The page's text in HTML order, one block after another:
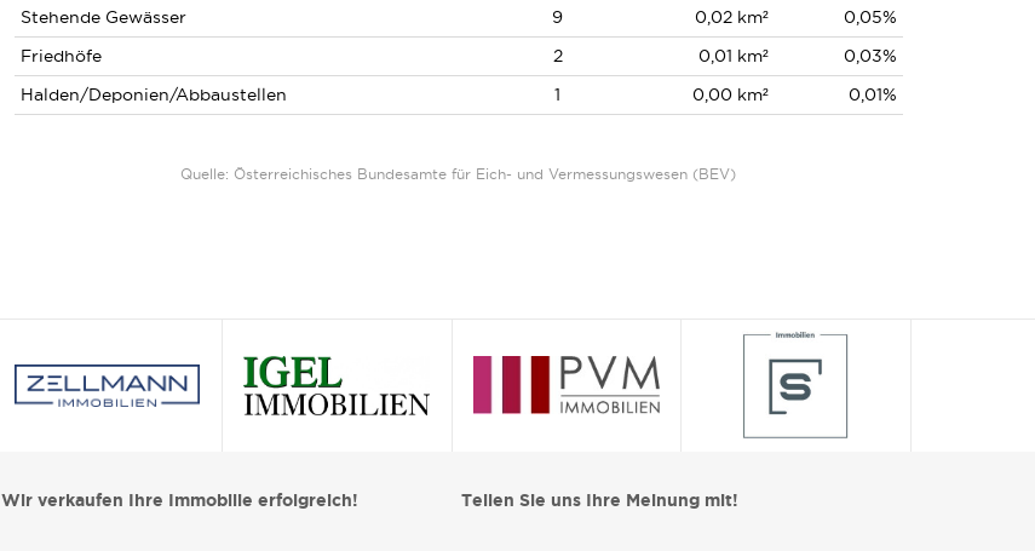
Stehende Gewässer
9 0,02 km²
0,05%
Friedhöfe
2 0,01 km²
0,03%
Halden/Deponien/Abbaustellen
1 0,00 km² 0,01%
Quelle: Österreichisches Bundesamte für Eich- und Vermessungswesen (BEV)
Wir verkaufen Ihre Immobilie erfolgreich! Teilen Sie uns Ihre Meinung mit!